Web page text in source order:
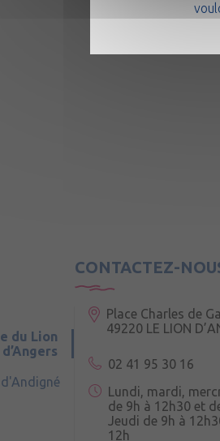
CONTACTEZ-
du Lion
d’Angers
Place Charles de
49220 LE LION
02 41 95 30 16
Lundi, mardi,
de 9h à 12h30 et
Jeudi de 9h à
12h